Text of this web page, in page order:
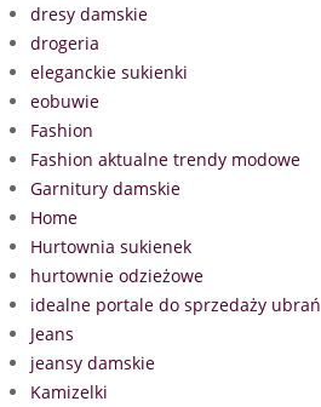
dresy damskie
drogeria
eleganckie sukienki
eobuwie
Fashion
Fashion aktualne trendy modowe
Garnitury damskie
Home
Hurtownia sukienek
hurtownie odzieżowe
idealne portale do sprzedaży ubrań
Jeans
jeansy damskie
Kamizelki